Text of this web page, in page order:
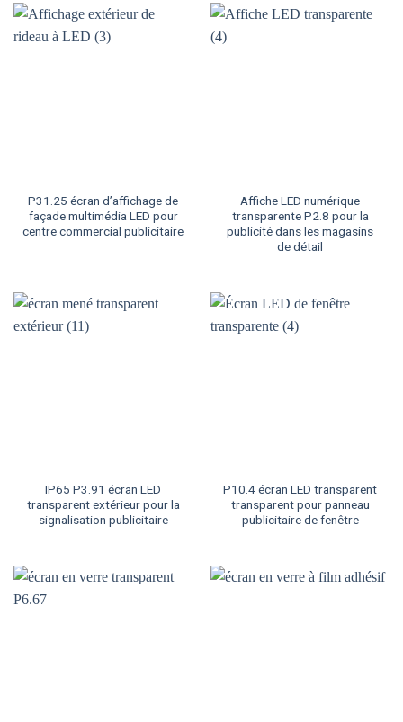
P31.25 écran d’affichage de
façade multimédia LED pour
centre commercial publicitaire
Affiche LED numérique
transparente P2.8 pour la
publicité dans les magasins
de détail
IP65 P3.91 écran LED
transparent extérieur pour la
signalisation publicitaire
P10.4 écran LED transparent
transparent pour panneau
publicitaire de fenêtre